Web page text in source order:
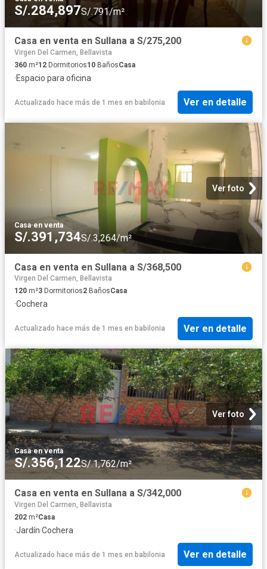
S/.284,897S/.791/m²
Casa en venta en Sullana a S/275,200
Virgen Del Carmen, Bellavista
360 m²12 Dormitorios10 BañosCasa
·Espacio para oficina
Actualizado hace más de 1 mes en babilonia Ver en detalle
Ver foto
Casa·en venta
S/.391,734S/.3,264/m²
Casa en venta en Sullana a S/368,500
Virgen Del Carmen, Bellavista
120 m²3 Dormitorios2 BañosCasa
·Cochera
Actualizado hace más de 1 mes en babilonia Ver en detalle
Ver foto
Casa·en venta
S/.356,122S/.1,762/m²
Casa en venta en Sullana a S/342,000
Virgen Del Carmen, Bellavista
202 m²Casa
·Jardín·Cochera
Actualizado hace más de 1 mes en babilonia Ver en detalle